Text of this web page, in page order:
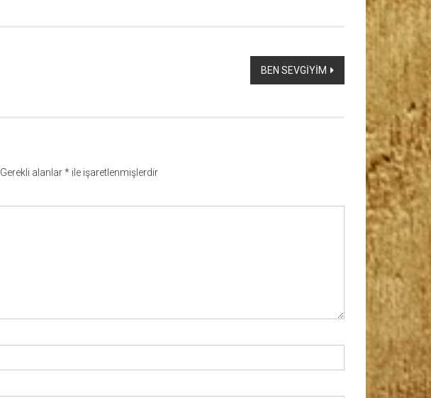
BEN SEVGİYİM
Gerekli alanlar* ile işaretlenmişlerdir